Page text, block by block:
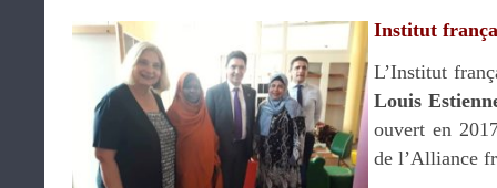
Institut
L’Institut
Louis
ouvert en
de l’Alliance